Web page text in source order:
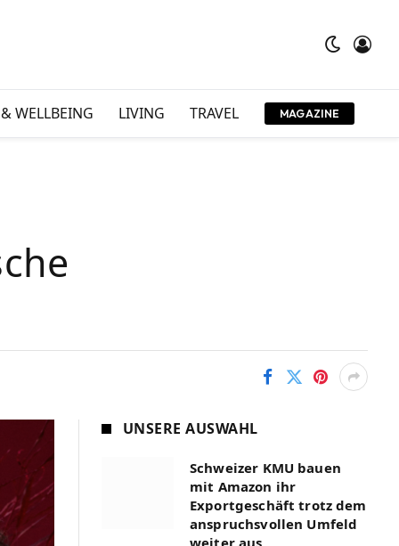
WELLBEING LIVING TRAVEL MAGAZINE
UNSERE AUSWAHL
Schweizer KMU bauen
mit Amazon ihr
Exportgeschäft trotz dem
anspruchsvollen Umfeld
weiter aus